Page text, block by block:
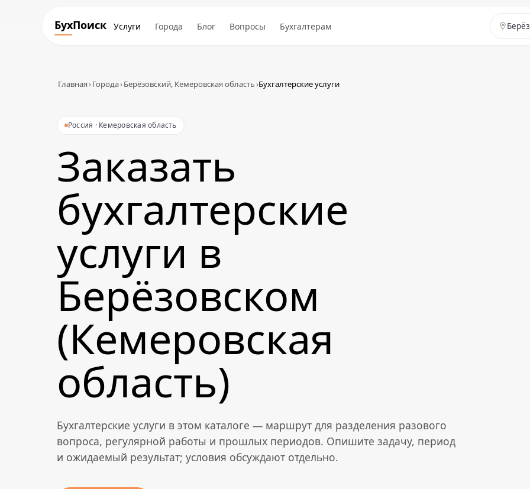
БухПоиск Услуги Города Блог Вопросы Бухгалтерам
Главная›Города›Берёзовский, Кемеровская область›Бухгалтерские услуги
Россия · Кемеровская область
Заказать
бухгалтерские
услуги в
Берёзовском
(Кемеровская
область)
Бухгалтерские услуги в этом каталоге — маршрут для разделения разового
вопроса, регулярной работы и прошлых периодов. Опишите задачу, период
и ожидаемый результат; условия обсуждают отдельно.